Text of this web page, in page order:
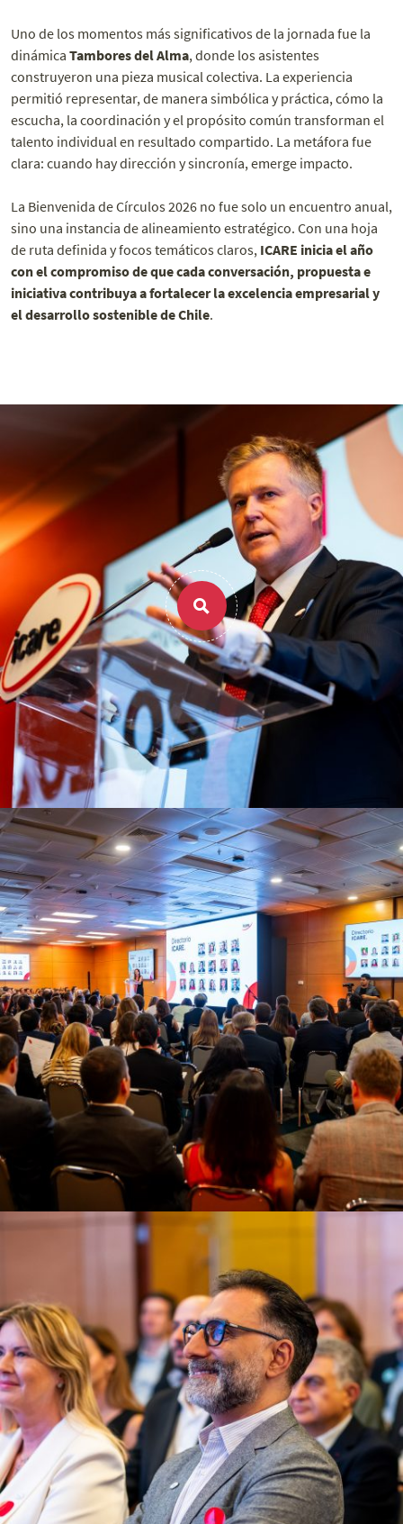
Uno de los momentos más significativos de la jornada fue la
dinámica Tambores del Alma, donde los asistentes
construyeron una pieza musical colectiva. La experiencia
permitió representar, de manera simbólica y práctica, cómo la
escucha, la coordinación y el propósito común transforman el
talento individual en resultado compartido. La metáfora fue
clara: cuando hay dirección y sincronía, emerge impacto.
La Bienvenida de Círculos 2026 no fue solo un encuentro anual,
sino una instancia de alineamiento estratégico. Con una hoja
de ruta definida y focos temáticos claros, ICARE inicia el año
con el compromiso de que cada conversación, propuesta e
iniciativa contribuya a fortalecer la excelencia empresarial y
el desarrollo sostenible de Chile.